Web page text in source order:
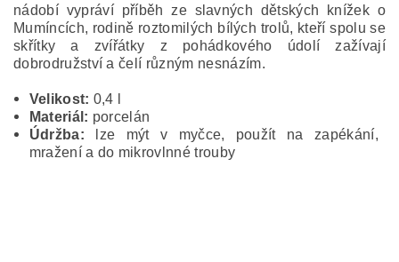
nádobí vypráví příběh ze slavných dětských knížek o
Mumíncích, rodině roztomilých bílých trolů, kteří spolu se
skřítky a zvířátky z pohádkového údolí zažívají
dobrodružství a čelí různým nesnázím.
Velikost: 0,4 l
Materiál: porcelán
Údržba: lze mýt v myčce, použít na zapékání,
mražení a do mikrovlnné trouby